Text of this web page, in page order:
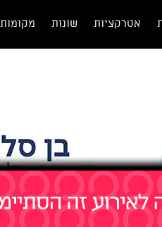
אטרקציות שונות מקומות